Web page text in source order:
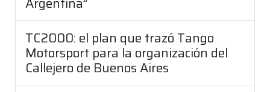
TC2000: el plan que trazó Tango
Motorsport para la organización del
Callejero de Buenos Aires